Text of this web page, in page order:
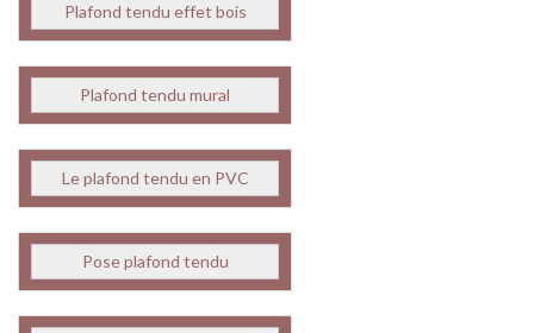
Plafond tendu effet bois
Plafond tendu mural
Le plafond tendu en PVC
Pose plafond tendu